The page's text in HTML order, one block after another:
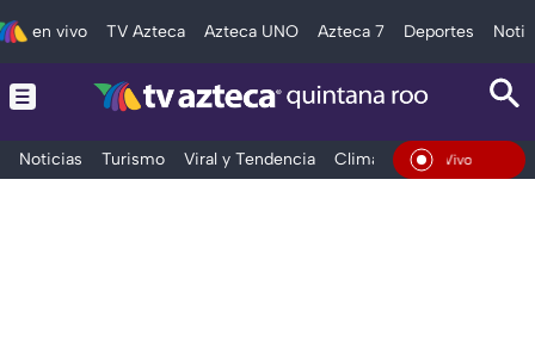
en vivo TV Azteca Azteca UNO Azteca 7 Deportes
Noticias Turismo Viral y Tendencia Clima Tráfico
En Vivo